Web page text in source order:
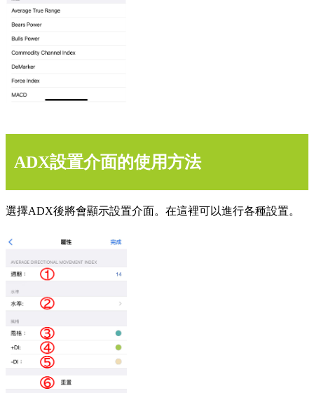
ADX設置介面的使用方法
選擇ADX後將會顯示設置介面。在這裡可以進行各種設置。